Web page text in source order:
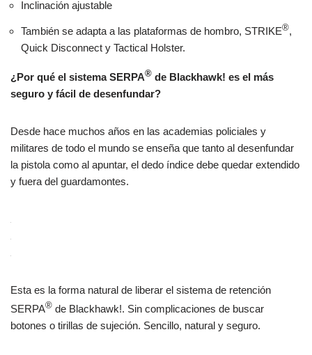
Inclinación ajustable
También se adapta a las plataformas de hombro, STRIKE®,
Quick Disconnect y Tactical Holster.
¿Por qué el sistema SERPA® de Blackhawk! es el más
seguro y fácil de desenfundar?
Desde hace muchos años en las academias policiales y
militares de todo el mundo se enseña que tanto al desenfundar
la pistola como al apuntar, el dedo índice debe quedar extendido
y fuera del guardamontes.
Esta es la forma natural de liberar el sistema de retención
SERPA® de Blackhawk!. Sin complicaciones de buscar
botones o tirillas de sujeción. Sencillo, natural y seguro.